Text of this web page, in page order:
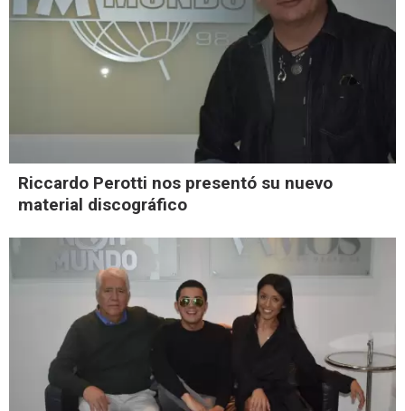
Riccardo Perotti nos presentó su nuevo
material discográfico